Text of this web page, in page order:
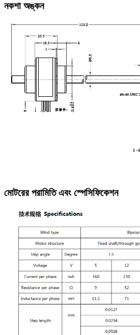
নকশা অঙ্কন
মোটরের পরামিতি এবং স্পেসিফিকেশন